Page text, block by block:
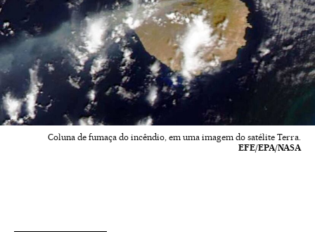
Coluna de fumaça do incêndio, em uma imagem do satélite Terra.
EFE/EPA/NASA